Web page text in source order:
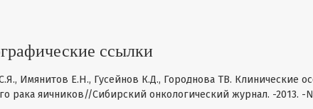
ссылки
Имянитов Е.Н., Гусейнов К.Д., Городнова ТВ. Клинические
рака яичников//Сибирский онкологический журнал. -2013. -